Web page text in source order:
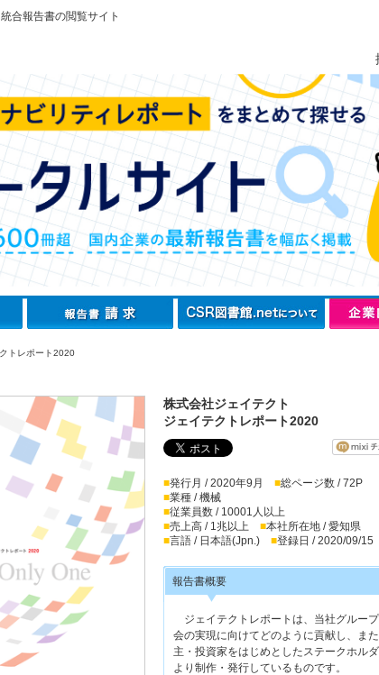
合報告書の閲覧サイト
トレポート2020
株式会社ジェイテクト
ジェイテクトレポート2020
■発行月 / 2020年9月 ■総ページ数 / 72P
■業種 / 機械
■従業員数 / 10001人以上
■売上高 / 1兆以上 ■本社所在地 / 愛知県
■言語 / 日本語(Jpn.) ■登録日 / 2020/09/15
報告書概要
ジェイテクトレポートは、当社グルー
会の実現に向けてどのように貢献し、ま
主・投資家をはじめとしたステークホル
より制作・発行しているものです。